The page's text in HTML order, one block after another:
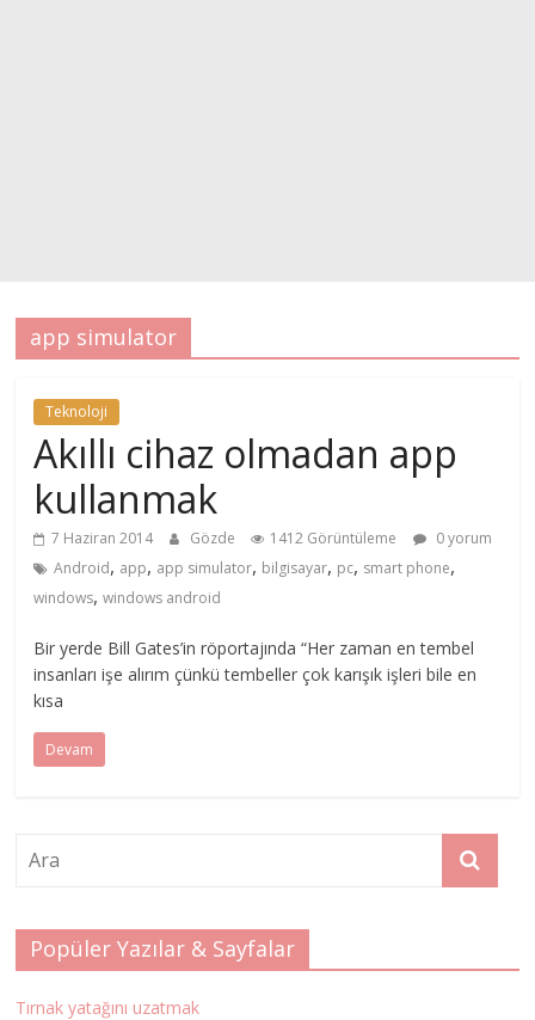
app simulator
Teknoloji
Akıllı cihaz olmadan app
kullanmak
7 Haziran 2014 Gözde 1412 Görüntüleme
0 yorum
Android, app, app simulator, bilgisayar, pc, smart phone,
windows,windows android
Bir yerde Bill Gates’in röportajında “Her zaman en tembel
insanları işe alırım çünkü tembeller çok karışık işleri bile en
kısa
Devam
Popüler Yazılar & Sayfalar
Tırnak yatağını uzatmak